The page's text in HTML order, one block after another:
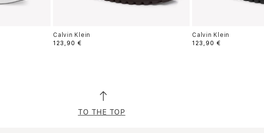
Calvin Klein
123,90 €
Calvin Klein
123,90 €
TO THE TOP